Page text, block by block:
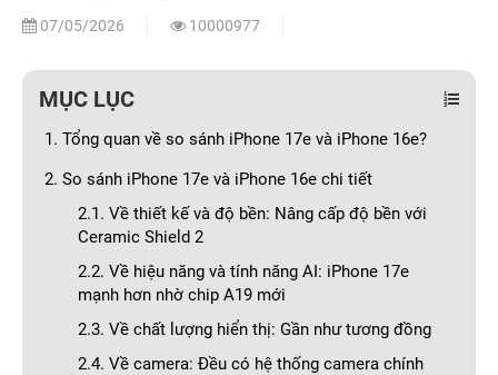
07/05/2026 10000977
MỤC LỤC
1. Tổng quan về so sánh iPhone 17e và iPhone 16e?
2. So sánh iPhone 17e và iPhone 16e chi tiết
2.1. Về thiết kế và độ bền: Nâng cấp độ bền với
Ceramic Shield 2
2.2. Về hiệu năng và tính năng AI: iPhone 17e
mạnh hơn nhờ chip A19 mới
2.3. Về chất lượng hiển thị: Gần như tương đồng
2.4. Về camera: Đều có hệ thống camera chính